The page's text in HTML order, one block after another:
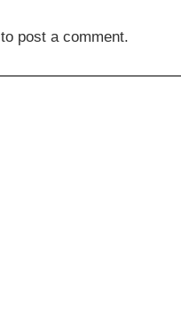
to post a comment.